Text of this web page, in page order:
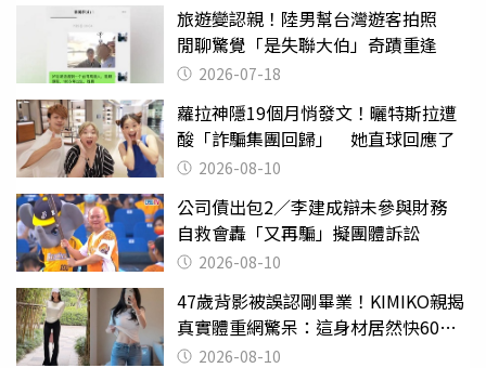
旅遊變認親！陸男幫台灣遊客拍照
閒聊驚覺「是失聯大伯」奇蹟重逢
2026-07-18
蘿拉神隱19個月悄發文！曬特斯拉遭
酸「詐騙集團回歸」 她直球回應了
2026-08-10
公司債出包2／李建成辯未參與財務
自救會轟「又再騙」擬團體訴訟
2026-08-10
47歲背影被誤認剛畢業！KIMIKO親揭
真實體重網驚呆：這身材居然快60公
斤？2026-08-10